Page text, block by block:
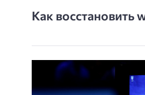
Как восстановить